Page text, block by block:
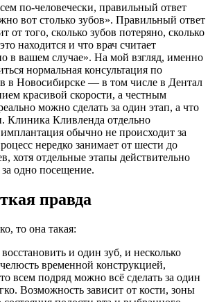
по-человечески, правильный ответ
вот столько зубов». Правильный ответ
от того, сколько зубов потеряно, сколько
находится и что врач считает
в вашем случае». На мой взгляд, именно
нормальная консультация по
в Новосибирске — в том числе в Дентал
красивой скорости, а честным
можно сделать за один этап, а что
Клиника Кливленда отдельно
обычно не происходит за
нередко занимает от шести до
хотя отдельные этапы действительно
одно посещение.
правда
то она такая:
и один зуб, и несколько
временной конструкцией,
всем подряд можно всё сделать за один
Возможность зависит от кости, зоны